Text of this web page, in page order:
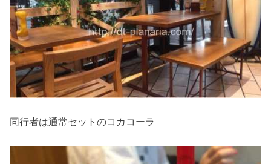
同行者は通常セットのコカコーラ